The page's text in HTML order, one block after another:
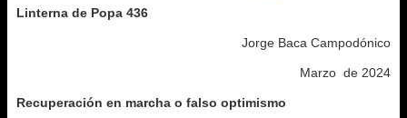
Linterna de Popa 436
Jorge Baca Campodónico
Marzo de 2024
Recuperación en marcha o falso optimismo